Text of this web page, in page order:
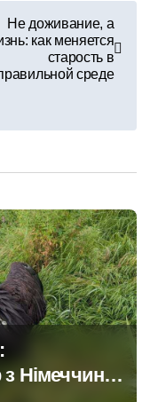
Не доживание, а
как меняется
старость в
среде
Німеччини